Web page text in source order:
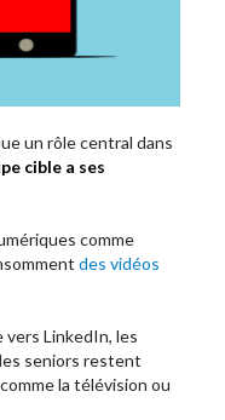
un rôle central dans
cible a ses
comme
des vidéos
LinkedIn, les
seniors restent
la télévision ou